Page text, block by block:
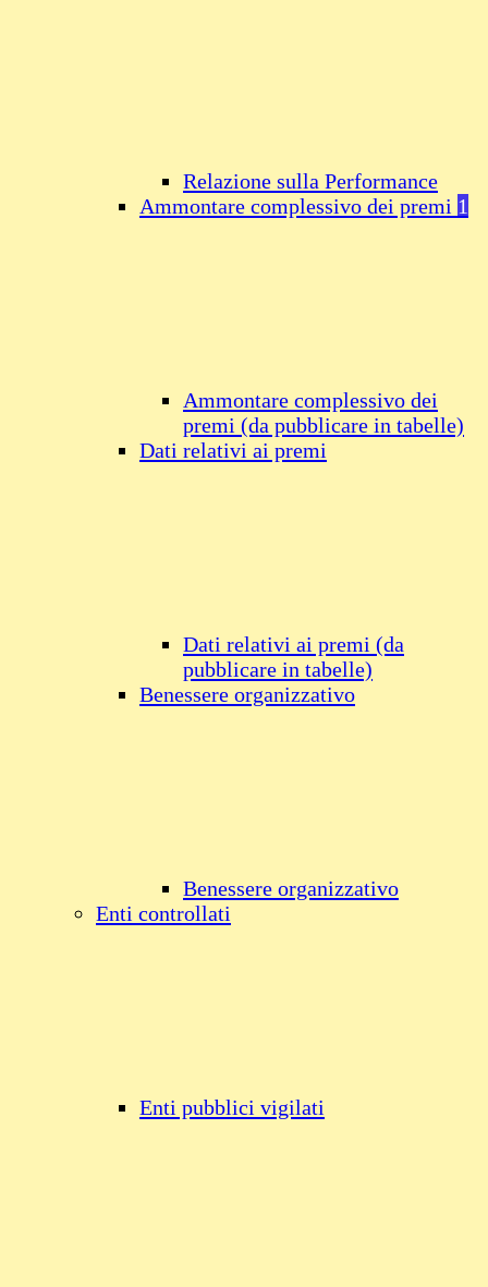
Relazione sulla Performance
Ammontare complessivo dei premi 1
Ammontare complessivo dei
premi (da pubblicare in tabelle)
Dati relativi ai premi
Dati relativi ai premi (da
pubblicare in tabelle)
Benessere organizzativo
Benessere organizzativo
Enti controllati
Enti pubblici vigilati